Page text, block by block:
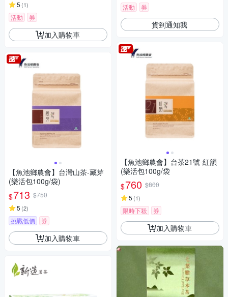
5 (1)
活動 券
加入購物車
【魚池鄉農會】台灣山茶-藏芽
(樂活包100g/袋)
$713 $750
5 (2)
挑戰低價 券
加入購物車
活動 券
貨到通知我
【魚池鄉農會】台茶21號-紅韻
(樂活包100g/袋
$760 $800
5 (1)
限時下殺 券
加入購物車